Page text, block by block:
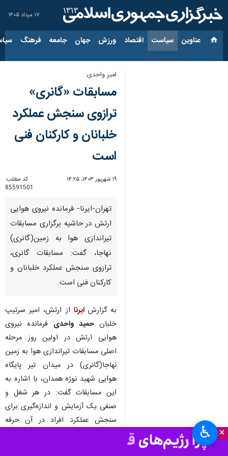
۱۷ مرداد ۱۴۰۵
عناوین‌ سیاست اقتصاد ورزش جهان جامعه فرهنگ
×
امیر واحدی:
مسابقات «گانری»
ترازوی سنجش عملکرد
خلبانان و کارکنان فنی
است
۱۹ شهریور ۱۴۰۳، ۱۴:۲۵
کد مطلب:
85591501
تهران-ایرنا- فرمانده نیروی هوایی
ارتش در حاشیه برگزاری مسابقات
تیراندازی هوا به زمین(گانری)
نهاجا، گفت: مسابقات گانری،
ترازوی سنجش عملکرد خلبانان و
کارکنان فنی است.
به گزارشایرنا از ارتش، امیر سرتیپ
خلبان حمید واحدی فرمانده نیروی
هوایی ارتش در اولین روز مرحله
اصلی مسابقات تیراندازی هوا به زمین
نهاجا(گانری) در میدان تیر پایگاه
هوایی شهید نوژه همدان، با اشاره به
این مسابقات گفت: در هر شغل و
صنفی یک آزمایش و اندازه‌گیری برای
سنجش عملکرد افراد در آن حرفه
♿︎